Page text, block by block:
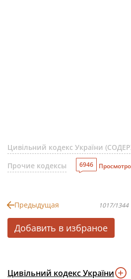
Цивільний кодекс України
Прочие кодексы
6946
Предыдущая 1017/1344
Добавить в избраное
Цивільний кодекс України